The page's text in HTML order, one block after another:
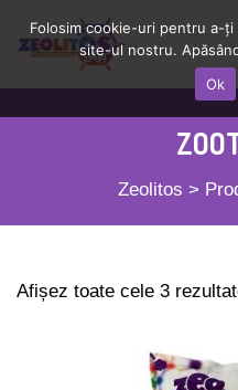
Zeolitos >
Afișez toate cele 3
Folosim cookie-uri pentru a-
site-ul nostru.
Ok